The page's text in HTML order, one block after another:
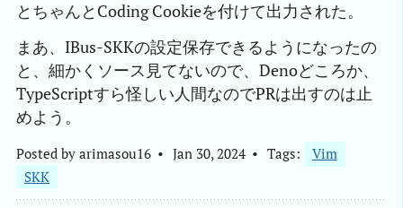
とちゃんとCoding Cookieを付けて出力された。
まあ、IBus-SKKの設定保存できるようになったの
と、細かくソース見てないので、Denoどころか、
TypeScriptすら怪しい人間なのでPRは出すのは止
めよう。
Posted by arimasou16 Jan 30, 2024 Tags:
Vim
SKK